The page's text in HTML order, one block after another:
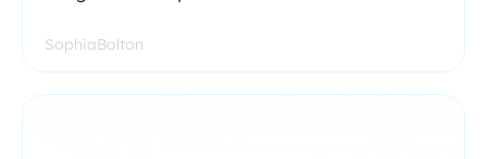
SophiaBolton